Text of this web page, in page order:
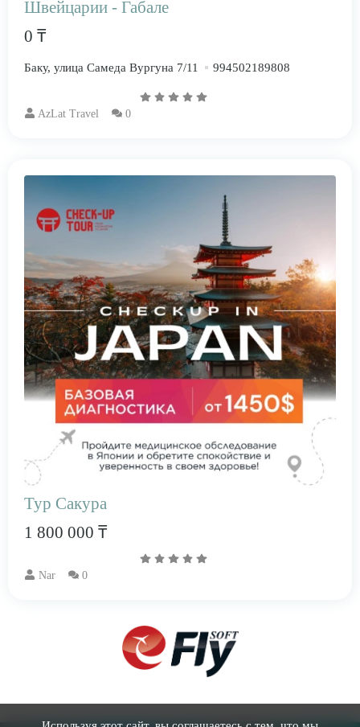
Швейцарии - Габале
0 ₸
Баку, улица Самеда Вургуна 7/11 994502189808
AzLat Travel 0
​Тур Сакура
1 800 000 ₸
Nar 0